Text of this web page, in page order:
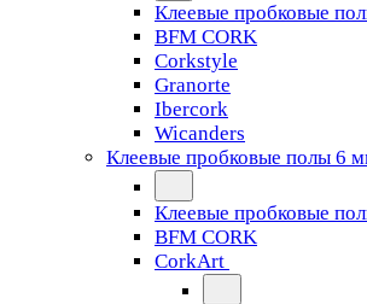
Клеевые пробковые
BFM CORK
Corkstyle
Granorte
Ibercork
Wicanders
Клеевые пробковые полы 6
Клеевые пробковые
BFM CORK
CorkArt